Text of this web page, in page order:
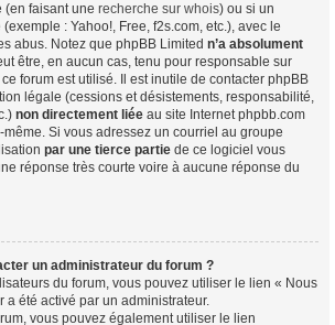
(en faisant une recherche sur whois) ou si un
: Yahoo!, Free, f2s.com, etc.), avec le
abus. Notez que phpBB Limited n’a absolument
être, en aucun cas, tenu pour responsable sur
ce forum est utilisé. Il est inutile de contacter phpBB
légale (cessions et désistements, responsabilité,
non directement liée au site Internet phpbb.com
Si vous adressez un courriel au groupe
par une tierce partie de ce logiciel vous
réponse très courte voire à aucune réponse du
un administrateur du forum ?
du forum, vous pouvez utiliser le lien « Nous
a été activé par un administrateur.
vous pouvez également utiliser le lien